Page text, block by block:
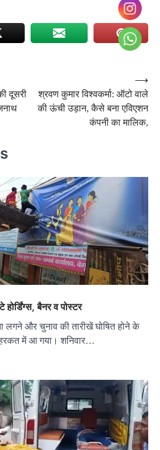
दूसरी
श्रवण कुमार विश्वकर्मा: ऑटो वाले
की ऊंची उड़ान, कैसे बना एविएशन
कंपनी का मालिक,
⟶
बैनर व पोस्टर
लगने और चुनाव की तारीखें घोषित होने के
में आ गया। शनिवार…